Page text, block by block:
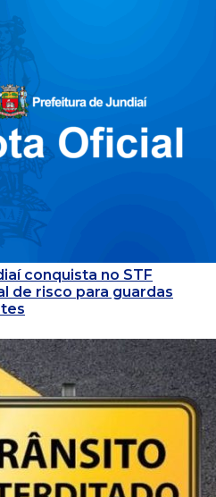
conquista no STF
de risco para guardas